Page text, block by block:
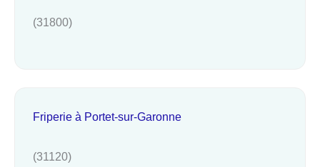
(31800)
Friperie à Portet-sur-Garonne
(31120)